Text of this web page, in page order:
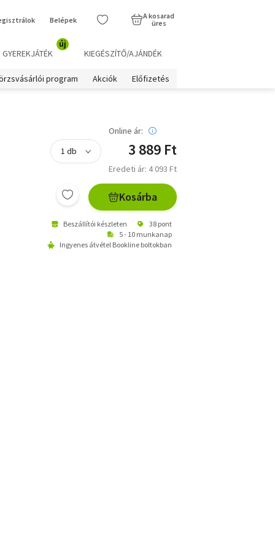
Belépek
A kosarad
üres
GYEREKJÁTÉK
új
KIEGÉSZÍTŐ/AJÁNDÉK
program Akciók Előfizetés
Online ár:
3 889 Ft
Eredeti ár: 4 093 Ft
Kosárba
Beszállítói készleten
38 pont
5 - 10 munkanap
Ingyenes átvétel Bookline boltokban